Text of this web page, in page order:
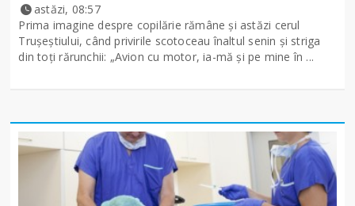
astăzi, 08:57
Prima imagine despre copilărie rămâne și astăzi cerul
Trușeștiului, când privirile scotoceau înaltul senin și striga
din toți rărunchii: „Avion cu motor, ia-mă și pe mine în ...